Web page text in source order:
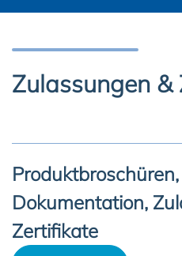
Zulassungen
Dokumentation,
Zertifikate